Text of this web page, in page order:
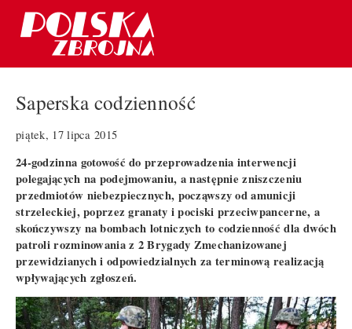
Saperska codzienność
piątek, 17 lipca 2015
24-godzinna gotowość do przeprowadzenia interwencji
polegających na podejmowaniu, a następnie zniszczeniu
przedmiotów niebezpiecznych, począwszy od amunicji
strzeleckiej, poprzez granaty i pociski przeciwpancerne, a
skończywszy na bombach lotniczych to codzienność dla dwóch
patroli rozminowania z 2 Brygady Zmechanizowanej
przewidzianych i odpowiedzialnych za terminową realizacją
wpływających zgłoszeń.